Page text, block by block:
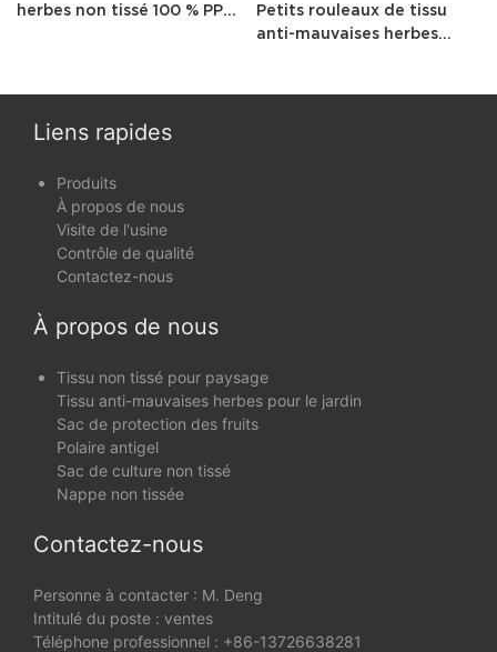
herbes non tissé 100 % PP
Petits rouleaux de tissu
anti-mauvaises herbes
Liens rapides
Produits
À propos de nous
Visite de l'usine
Contrôle de qualité
Contactez-nous
À propos de nous
Tissu non tissé pour paysage
Tissu anti-mauvaises herbes pour le jardin
Sac de protection des fruits
Polaire antigel
Sac de culture non tissé
Nappe non tissée
Contactez-nous
Personne à contacter : M. Deng
Intitulé du poste : ventes
Téléphone professionnel : +86-13726638281